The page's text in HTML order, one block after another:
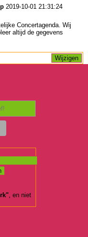
2019-10-01 21:31:24
Concertagenda. Wij
altijd de gegevens
, en niet